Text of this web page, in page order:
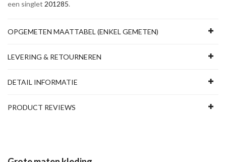
een singlet 201285.
OPGEMETEN MAATTABEL (ENKEL GEMETEN)
LEVERING & RETOURNEREN
DETAIL INFORMATIE
PRODUCT REVIEWS